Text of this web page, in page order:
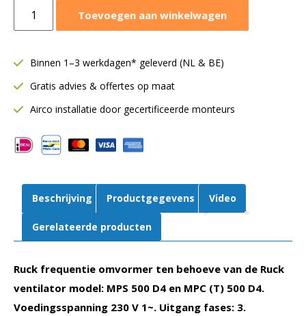
frequentie
0-
1~
|
MPS
500
MPC
15
10)
aantal
Toevoegen aan winkelwagen
Binnen 1–3 werkdagen* geleverd (NL & BE)
Gratis advies & offertes op maat
Airco installatie door gecertificeerde monteurs
Beschrijving Productgegevens Video
Gerelateerde producten
Ruck frequentie omvormer ten behoeve van de Ruck
ventilator model: MPS 500 D4 en MPC (T) 500 D4.
Voedingsspanning 230 V 1~. Uitgang fases: 3.